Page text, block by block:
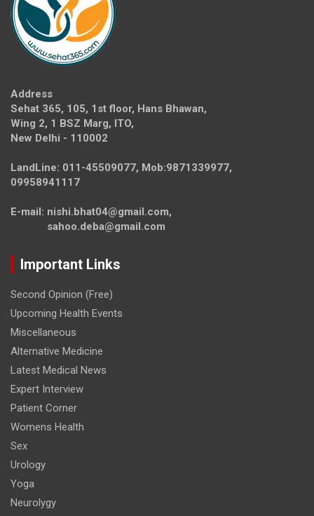
Address
Sehat 365, 105, 1st floor, Hans Bhawan,
Wing 2, 1 BSZ Marg, ITO,
New Delhi - 110002
LandLine: 011-45509077, Mob:9871339977,
09958941117
E-mail: nishi.bhat04@gmail.com,
sahoo.deba@gmail.com
Important Links
Second Opinion (Free)
Upcoming Health Events
Miscellaneous
Alternative Medicine
Latest Medical News
Expert Interview
Patient Corner
Womens Health
Sex
Urology
Yoga
Neurolygy